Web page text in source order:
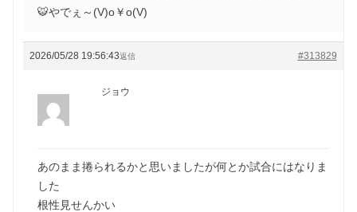
🐯やでぇ～(V)o￥o(V)
2026/05/28 19:56:43 #313829
返信
ジョウ
あのまま捲られるかと思いましたが何とか試合にはなりま
した
根性見せんかい